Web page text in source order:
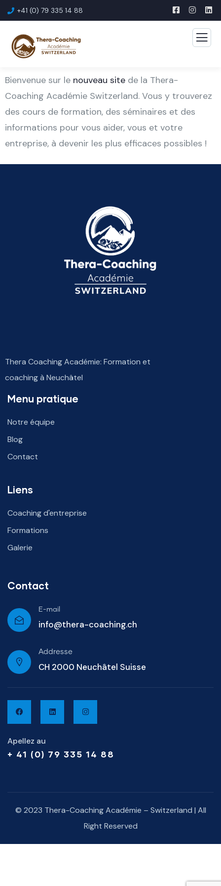
+41 (0) 79 335 14 88
Bienvenue sur le nouveau site de la Thera-
Coaching Académie Switzerland. Vous y trouverez
des cours de formation, des séminaires et des
informations pour vous aider, vous et votre
entreprise, à devenir les plus efficaces possibles !
Thera Coaching Académie: Formation et
coaching à Neuchâtel
Menu pratique
Notre équipe
Blog
Contact
Liens
Coaching d'entreprise
Formations
Galerie
Contact
E-mail
info@thera-coaching.ch
Addresse
CH 2000 Neuchâtel Suisse
Apellez au
+ 41 (0) 79 335 14 88
© 2023 Thera-Coaching Académie – Switzerland | All
Right Reserved